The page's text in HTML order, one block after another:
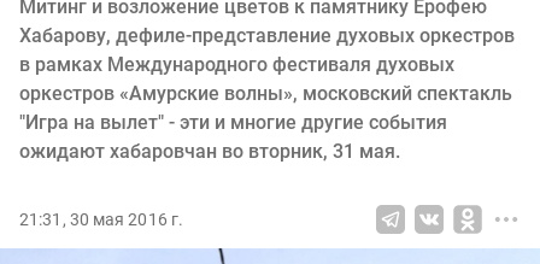
Митинг и возложение цветов к памятнику Ерофею
Хабарову, дефиле-представление духовых оркестров
в рамках Международного фестиваля духовых
оркестров «Амурские волны», московский спектакль
"Игра на вылет" - эти и многие другие события
ожидают хабаровчан во вторник, 31 мая.
21:31, 30 мая 2016 г.